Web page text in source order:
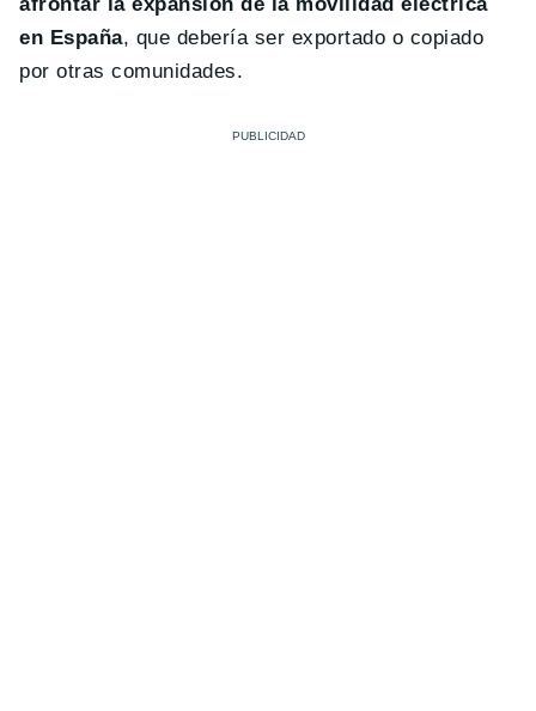
en España, que debería ser exportado o copiado
por otras comunidades.